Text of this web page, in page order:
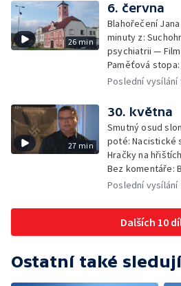
26 min
6. června
Blahořečení
minuty z:
psychiatrii —
Paměťová
iReportéři
Poslední vysílání
27 min
30. května
Smutný osud
poté: Nacistické
Hračky na
Bez komentáře:
Poslední vysílání
Dalších 10
Ostatní také sledují